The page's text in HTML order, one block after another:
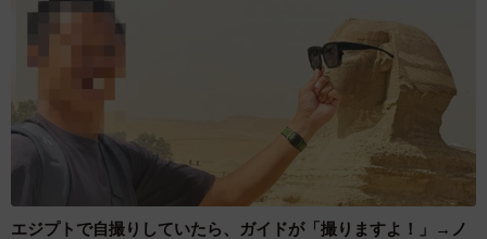
エジプトで自撮りしていたら、ガイドが「撮りますよ！」→ノ